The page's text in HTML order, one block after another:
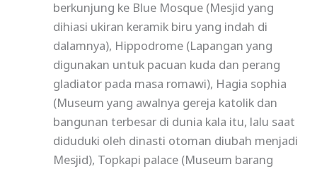
berkunjung ke Blue Mosque (Mesjid yang
dihiasi ukiran keramik biru yang indah di
dalamnya), Hippodrome (Lapangan yang
digunakan untuk pacuan kuda dan perang
gladiator pada masa romawi), Hagia sophia
(Museum yang awalnya gereja katolik dan
bangunan terbesar di dunia kala itu, lalu saat
diduduki oleh dinasti otoman diubah menjadi
Mesjid), Topkapi palace (Museum barang